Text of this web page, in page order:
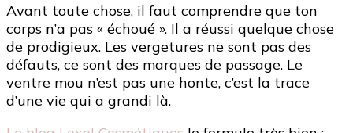
Avant toute chose, il faut comprendre que ton
corps n’a pas « échoué ». Il a réussi quelque chose
de prodigieux. Les vergetures ne sont pas des
défauts, ce sont des marques de passage. Le
ventre mou n’est pas une honte, c’est la trace
d’une vie qui a grandi là.